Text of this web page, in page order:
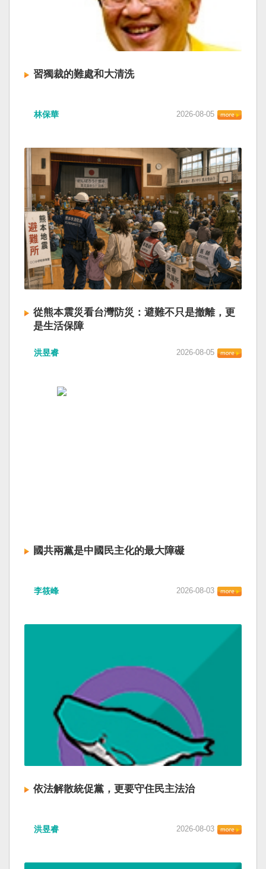
習獨裁的難處和大清洗
林保華 2026-08-05
從熊本震災看台灣防災：避難不只是撤離，更
是生活保障
洪昱睿 2026-08-05
國共兩黨是中國民主化的最大障礙
李筱峰 2026-08-03
依法解散統促黨，更要守住民主法治
洪昱睿 2026-08-03